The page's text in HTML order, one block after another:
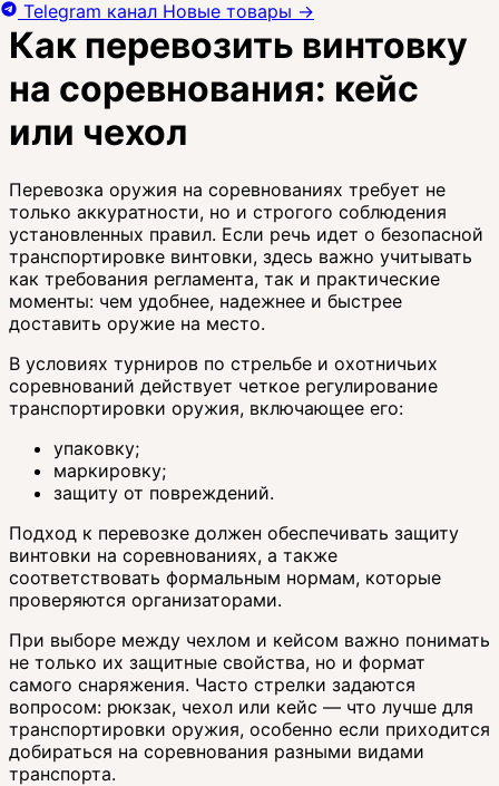
Как перевозить винтовку
на соревнования: кейс
или чехол
Перевозка оружия на соревнованиях требует не
только аккуратности, но и строгого соблюдения
установленных правил. Если речь идет о безопасной
транспортировке винтовки, здесь важно учитывать
как требования регламента, так и практические
моменты: чем удобнее, надежнее и быстрее
доставить оружие на место.
В условиях турниров по стрельбе и охотничьих
соревнований действует четкое регулирование
транспортировки оружия, включающее его:
упаковку;
маркировку;
защиту от повреждений.
Подход к перевозке должен обеспечивать защиту
винтовки на соревнованиях, а также
соответствовать формальным нормам, которые
проверяются организаторами.
При выборе между чехлом и кейсом важно понимать
не только их защитные свойства, но и формат
самого снаряжения. Часто стрелки задаются
вопросом: рюкзак, чехол или кейс — что лучше для
транспортировки оружия, особенно если приходится
добираться на соревнования разными видами
транспорта.
Telegram канал Новые товары →